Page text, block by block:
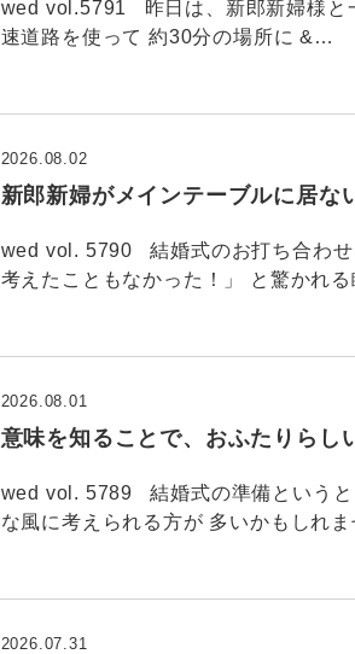
wed vol.5791 昨日は、新郎新婦様と
速道路を使って 約30分の場所に &…
新郎新婦がメインテーブルに居な
2026.08.02
wed vol. 5790 結婚式のお打ち合わ
考えたこともなかった！」 と驚かれ
意味を知ることで、おふたりらし
2026.08.01
wed vol. 5789 結婚式の準備という
な風に考えられる方が 多いかもしれ
2026.07.31